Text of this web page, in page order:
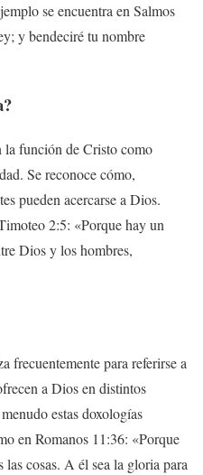
se encuentra en Salmos
y bendeciré tu nombre
?
la función de Cristo como
Se reconoce cómo,
pueden acercarse a Dios.
2:5: «Porque hay un
Dios y los hombres,
frecuentemente para referirse a
a Dios en distintos
estas doxologías
en Romanos 11:36: «Porque
cosas. A él sea la gloria para